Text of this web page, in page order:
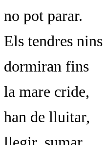
no pot parar.
Els tendres nins
dormiran fins
la mare cride,
han de lluitar,